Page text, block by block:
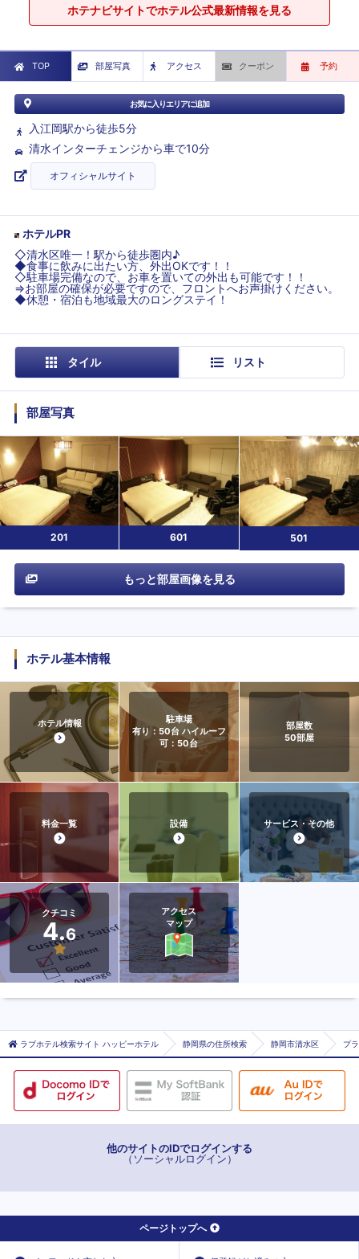
ホテナビサイトでホテル公式最新情報を見る
TOP 部屋写真 アクセス クーポン 予約
お気に入りエリアに追加
入江岡駅から徒歩5分
清水インターチェンジから車で10分
オフィシャルサイト
ホテルPR
◇清水区唯一！駅から徒歩圏内♪
◆食事に飲みに出たい方、外出OKです！！
◇駐車場完備なので、お車を置いての外出も可能です！！
⇒お部屋の確保が必要ですので、フロントへお声掛けください。
◆休憩・宿泊も地域最大のロングステイ！
タイル リスト
部屋写真
201 601 501
もっと部屋画像を見る
ホテル基本情報
ホテル情報
駐車場
有り：50台 ハイルーフ
可：50台
部屋数
50部屋
料金一覧 設備 サービス・その他
クチコミ
4.6
アクセス
マップ
ラブホテル検索サイト ハッピーホテル 静岡県の住所検索 静岡市清水区 プ
他のサイトのIDでログインする
（ソーシャルログイン）
ページトップへ